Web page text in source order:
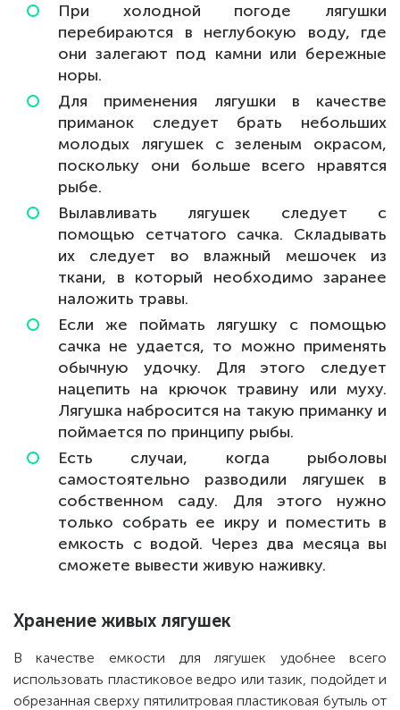
При холодной погоде лягушки
перебираются в неглубокую воду, где
они залегают под камни или бережные
норы.
Для применения лягушки в качестве
приманок следует брать небольших
молодых лягушек с зеленым окрасом,
поскольку они больше всего нравятся
рыбе.
Вылавливать лягушек следует с
помощью сетчатого сачка. Складывать
их следует во влажный мешочек из
ткани, в который необходимо заранее
наложить травы.
Если же поймать лягушку с помощью
сачка не удается, то можно применять
обычную удочку. Для этого следует
нацепить на крючок травину или муху.
Лягушка набросится на такую приманку и
поймается по принципу рыбы.
Есть случаи, когда рыболовы
самостоятельно разводили лягушек в
собственном саду. Для этого нужно
только собрать ее икру и поместить в
емкость с водой. Через два месяца вы
сможете вывести живую наживку.
Хранение живых лягушек
В качестве емкости для лягушек удобнее всего
использовать пластиковое ведро или тазик, подойдет и
обрезанная сверху пятилитровая пластиковая бутыль от